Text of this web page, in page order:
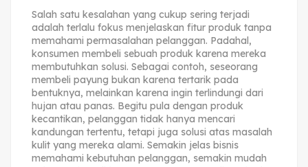
Salah satu kesalahan yang cukup sering terjadi
adalah terlalu fokus menjelaskan fitur produk tanpa
memahami permasalahan pelanggan. Padahal,
konsumen membeli sebuah produk karena mereka
membutuhkan solusi. Sebagai contoh, seseorang
membeli payung bukan karena tertarik pada
bentuknya, melainkan karena ingin terlindungi dari
hujan atau panas. Begitu pula dengan produk
kecantikan, pelanggan tidak hanya mencari
kandungan tertentu, tetapi juga solusi atas masalah
kulit yang mereka alami. Semakin jelas bisnis
memahami kebutuhan pelanggan, semakin mudah